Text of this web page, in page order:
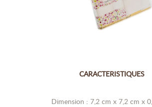
CARACTERISTIQUES
Dimension : 7,2 cm x 7,2 cm x